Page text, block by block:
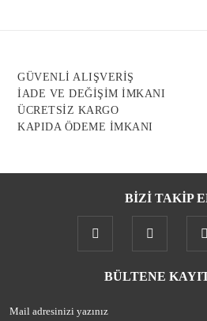
Bu ürüne benzer farklı alternatifler olmalı.
Gönder
GÜVENLİ ALIŞVERİŞ
İADE VE DEĞİŞİM İMKANI
ÜCRETSİZ KARGO
KAPIDA ÖDEME İMKANI
BİZİ TAKİP
BÜLTENE